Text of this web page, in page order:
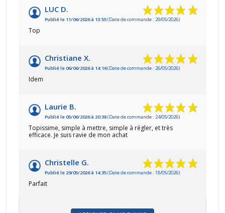
LUC D.
Publié le 11/06/2026 à 13:55(Date de commande : 29/05/2026)
Top
Christiane X.
Publié le 06/06/2026 à 14:16(Date de commande : 26/05/2026)
Idem
Laurie B.
Publié le 05/06/2026 à 20:38(Date de commande : 24/05/2026)
Topissime, simple à mettre, simple à régler, et très
efficace. Je suis ravie de mon achat
Christelle G.
Publié le 29/05/2026 à 14:35(Date de commande : 18/05/2026)
Parfait